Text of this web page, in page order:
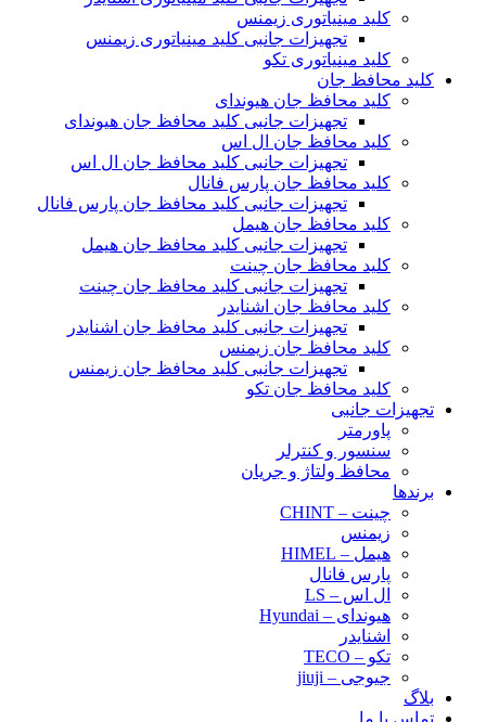
کلید مینیاتوری زیمنس
تجهیزات جانبی کلید مینیاتوری زیمنس
کلید مینیاتوری تکو
کلید محافظ جان
کلید محافظ جان هیوندای
تجهیزات جانبی کلید محافظ جان هیوندای
کلید محافظ جان ال اس
تجهیزات جانبی کلید محافظ جان ال اس
کلید محافظ جان پارس فانال
تجهیزات جانبی کلید محافظ جان پارس فانال
کلید محافظ جان هیمل
تجهیزات جانبی کلید محافظ جان هیمل
کلید محافظ جان چینت
تجهیزات جانبی کلید محافظ جان چینت
کلید محافظ جان اشنایدر
تجهیزات جانبی کلید محافظ جان اشنایدر
کلید محافظ جان زیمنس
تجهیزات جانبی کلید محافظ جان زیمنس
کلید محافظ جان تکو
تجهیزات جانبی
پاورمتر
سنسور و کنترلر
محافظ ولتاژ و‌ جریان
برندها
چینت – CHINT
زیمنس
هیمل – HIMEL
پارس فانال
ال اس – LS
هیوندای – Hyundai
اشنایدر
تکو – TECO
جیوجی – jiuji
بلاگ
تماس با ما